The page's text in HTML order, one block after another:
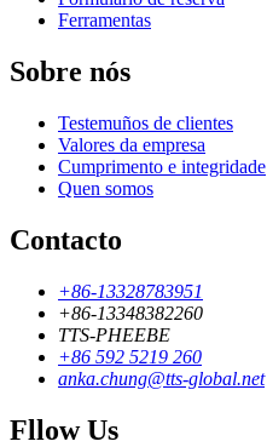
Ferramentas
Sobre nós
Testemuños de clientes
Valores da empresa
Cumprimento e integridade
Quen somos
Contacto
+86-13328783951
+86-13348382260
TTS-PHEEBE
+86 592 5219 260
anka.chung@tts-global.net
Fllow Us